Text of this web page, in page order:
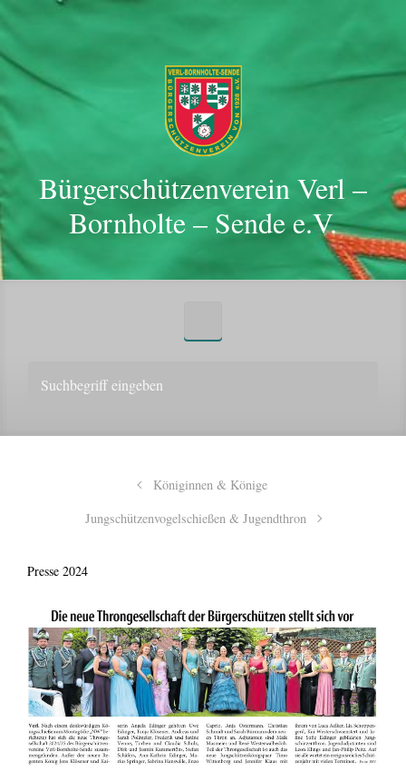
Bürgerschützenverein Verl –
Bornholte – Sende e.V.
Königinnen & Könige
Jungschützenvogelschießen & Jugendthron
Presse 2024